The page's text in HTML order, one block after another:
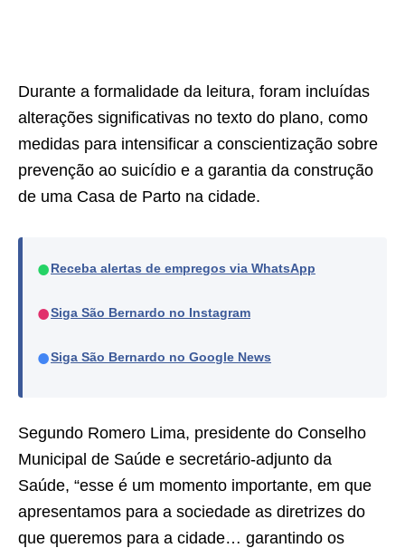
Durante a formalidade da leitura, foram incluídas
alterações significativas no texto do plano, como
medidas para intensificar a conscientização sobre
prevenção ao suicídio e a garantia da construção
de uma Casa de Parto na cidade.
● Receba alertas de empregos via WhatsApp
●Siga São Bernardo no Instagram
●Siga São Bernardo no Google News
Segundo Romero Lima, presidente do Conselho
Municipal de Saúde e secretário-adjunto da
Saúde, “esse é um momento importante, em que
apresentamos para a sociedade as diretrizes do
que queremos para a cidade… garantindo os